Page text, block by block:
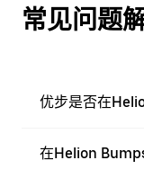
常见问题
优步是否在
在Helion